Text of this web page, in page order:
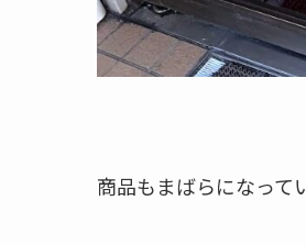
商品もまばらになって